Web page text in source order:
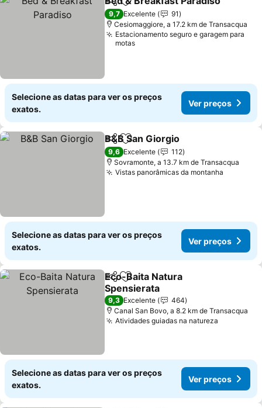
PartilharAdicionar aos favoritos
9,7 Excelente
91
Cesiomaggiore, a 17.2 km de Transacqua
Estacionamento seguro e garagem para
motas
Selecione as datas para ver os preços
exatos.
Ver preços
PartilharAdicionar aos favoritos
B&B San Giorgio
9,6 Excelente
112
Sovramonte, a 13.7 km de Transacqua
Vistas panorâmicas da montanha
Selecione as datas para ver os preços
exatos.
Ver preços
PartilharAdicionar aos favoritos
Eco-Baita Natura
Spensierata
Ver preços
9,3 Excelente
464
Canal San Bovo, a 8.2 km de Transacqua
Atividades guiadas na natureza
Selecione as datas para ver os preços
exatos.
Ver preços